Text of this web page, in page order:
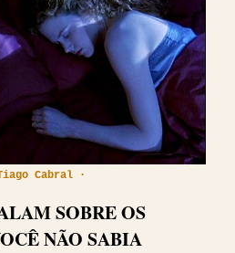
Cabral
SOBRE OS
NÃO SABIA